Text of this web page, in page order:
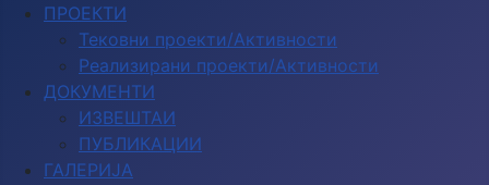
ПРОЕКТИ
Тековни проекти/Активности
Реализирани проекти/Активности
ДОКУМЕНТИ
ИЗВЕШТАИ
ПУБЛИКАЦИИ
ГАЛЕРИЈА